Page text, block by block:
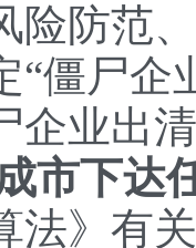
险防范
“僵尸企
企业出
下达任
》有关